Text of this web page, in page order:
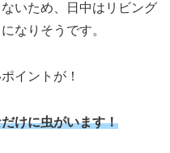
いため、日中はリビング
なりそうです。
イントが！
けに虫がいます！